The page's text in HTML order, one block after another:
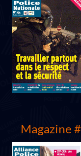
Mars 2007
Magazine